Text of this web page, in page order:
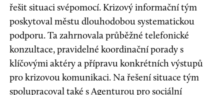
řešit situaci svépomocí. Krizový informační tým
poskytoval městu dlouhodobou systematickou
podporu. Ta zahrnovala průběžné telefonické
konzultace, pravidelné koordinační porady s
klíčovými aktéry a přípravu konkrétních výstupů
pro krizovou komunikaci. Na řešení situace tým
spolupracoval také s Agenturou pro sociální